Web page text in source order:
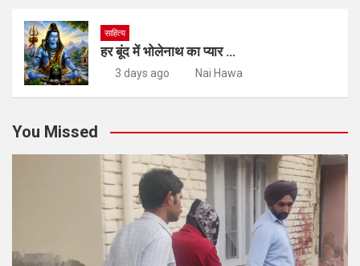
साहित्य
हर बूंद में भोलेनाथ का प्यार …
3 days ago Nai Hawa
You Missed